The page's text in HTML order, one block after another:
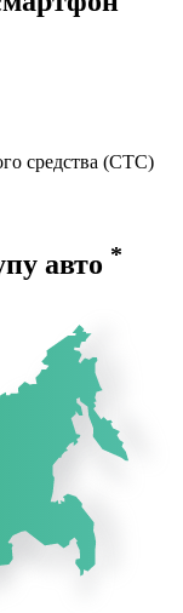
средства (СТС)
авто *